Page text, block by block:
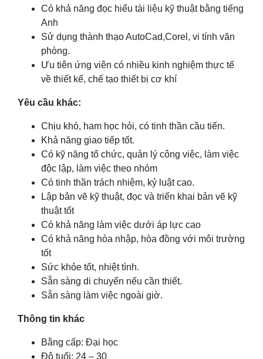
Có khả năng đọc hiểu tài liệu kỹ thuật bằng tiếng
Anh
Sử dụng thành thạo AutoCad,Corel, vi tính văn
phòng.
Ưu tiên ứng viên có nhiều kinh nghiệm thực tế
về thiết kế, chế tạo thiết bị cơ khí
Yêu cầu khác:
Chịu khó, ham học hỏi, có tinh thần cầu tiến.
Khả năng giao tiếp tốt.
Có kỹ năng tổ chức, quản lý công việc, làm việc
độc lập, làm việc theo nhóm
Có tinh thần trách nhiệm, kỷ luật cao.
Lập bản vẽ kỹ thuật, đọc và triển khai bản vẽ kỹ
thuật tốt
Có khả năng làm việc dưới áp lực cao
Có khả năng hòa nhập, hòa đồng với môi trường
tốt
Sức khỏe tốt, nhiệt tình.
Sẵn sàng di chuyển nếu cần thiết.
Sẵn sàng làm việc ngoài giờ.
Thông tin khác
Bằng cấp: Đại học
Độ tuổi: 24 – 30